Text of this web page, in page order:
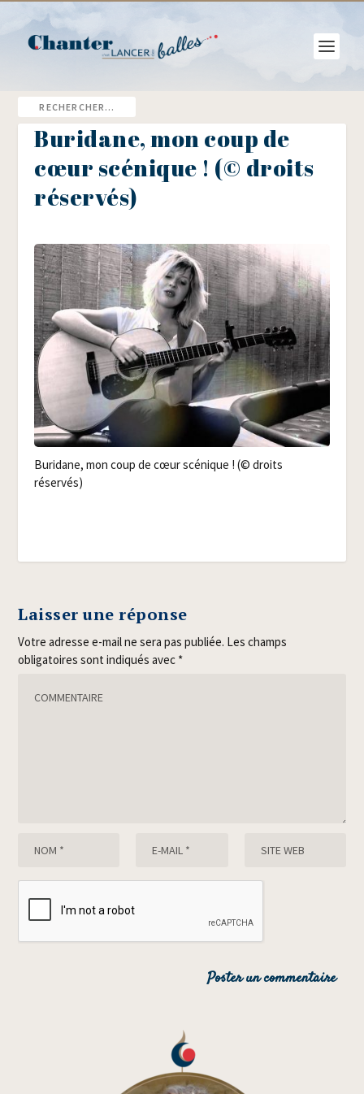
Buridane, mon coup de
cœur scénique ! (© droits
réservés)
Buri­dane, mon coup de cœur scé­nique ! (© droits
réservés)
Laisser une réponse
Votre adresse e-mail ne sera pas publiée. Les champs
obligatoires sont indiqués avec *